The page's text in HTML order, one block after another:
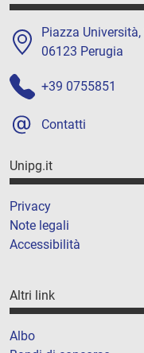
Piazza Università,
06123 Perugia
+39 0755851
Contatti
Unipg.it
Privacy
Note legali
Accessibilità
Altri link
Albo